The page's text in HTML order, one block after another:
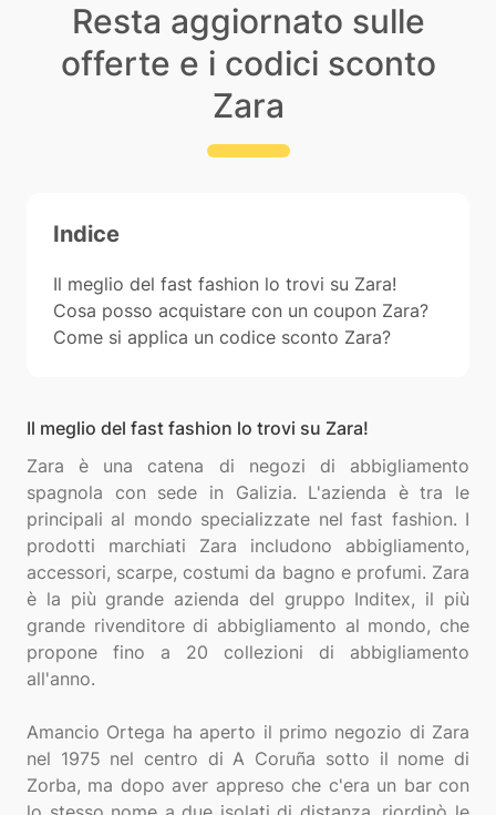
Resta aggiornato sulle
offerte e i codici sconto
Zara
Indice
Il meglio del fast fashion lo trovi su Zara!
Cosa posso acquistare con un coupon Zara?
Come si applica un codice sconto Zara?
Il meglio del fast fashion lo trovi su Zara!
Zara è una catena di negozi di abbigliamento
spagnola con sede in Galizia. L'azienda è tra le
principali al mondo specializzate nel fast fashion. I
prodotti marchiati Zara includono abbigliamento,
accessori, scarpe, costumi da bagno e profumi. Zara
è la più grande azienda del gruppo Inditex, il più
grande rivenditore di abbigliamento al mondo, che
propone fino a 20 collezioni di abbigliamento
all'anno.
Amancio Ortega ha aperto il primo negozio di Zara
nel 1975 nel centro di A Coruña sotto il nome di
Zorba, ma dopo aver appreso che c'era un bar con